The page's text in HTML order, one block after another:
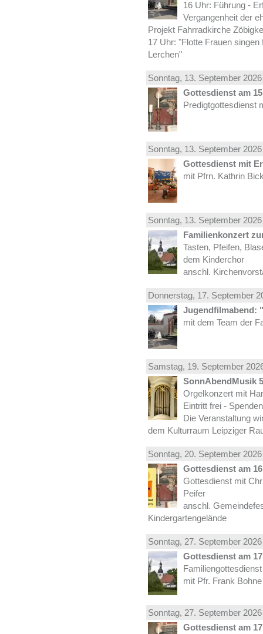
16 Uhr: Führung -
Vergangenheit der
Projekt Fahrradkirche
17 Uhr: "Flotte Frauen
Lerchen"
Sonntag, 13. September
Gottesdienst am
Predigtgottesdienst
Sonntag, 13. September
Gottesdienst mit
mit Pfrn. Kathrin
Sonntag, 13. September
Familienkonzert
Tasten, Pfeifen,
dem Kinderchor
anschl.
Donnerstag, 17. September
Jugendfilmabend:
mit dem Team der
Samstag, 19. September
SonnAbendMusik 5
Orgelkonzert mit
Eintritt frei -
Die Veranstaltung
dem Kulturraum Leipziger
Sonntag, 20. September
Gottesdienst am
Gottesdienst mit
Peifer
anschl.
Kindergartengelände
Sonntag, 27. September
Gottesdienst am
mit Pfr. Frank
Sonntag, 27. September
Gottesdienst am